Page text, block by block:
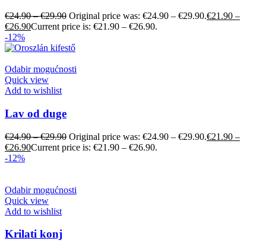
€24.90–€29.90 Original price was: €24.90 – €29.90.€21.90 –
€26.90Current price is: €21.90 – €26.90.
-12%
Odabir mogućnosti
Quick view
Add to wishlist
Lav od duge
€24.90–€29.90 Original price was: €24.90 – €29.90.€21.90 –
€26.90Current price is: €21.90 – €26.90.
-12%
Odabir mogućnosti
Quick view
Add to wishlist
Krilati konj